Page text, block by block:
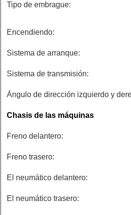
Tipo de embrague:
Encendiendo:
Sistema de arranque:
Sistema de transmisión:
Ángulo de dirección izquierdo y
Chasis de las máquinas
Freno delantero:
Freno trasero:
El neumático delantero:
El neumático trasero: